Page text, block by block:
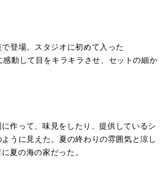
登場。
スタジオに初めて入った
動して目をキラキラ させ、セットの細か
作って、味見をしたり、提供しているシ
うに見えた。 夏の終わりの雰囲気と涼し
夏の海の家だった。